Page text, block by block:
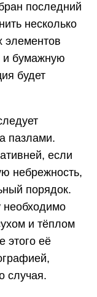
последний
несколько
элементов
и бумажную
будет
пазлами.
если
небрежность,
порядок.
необходимо
и тёплом
этого её
случая.